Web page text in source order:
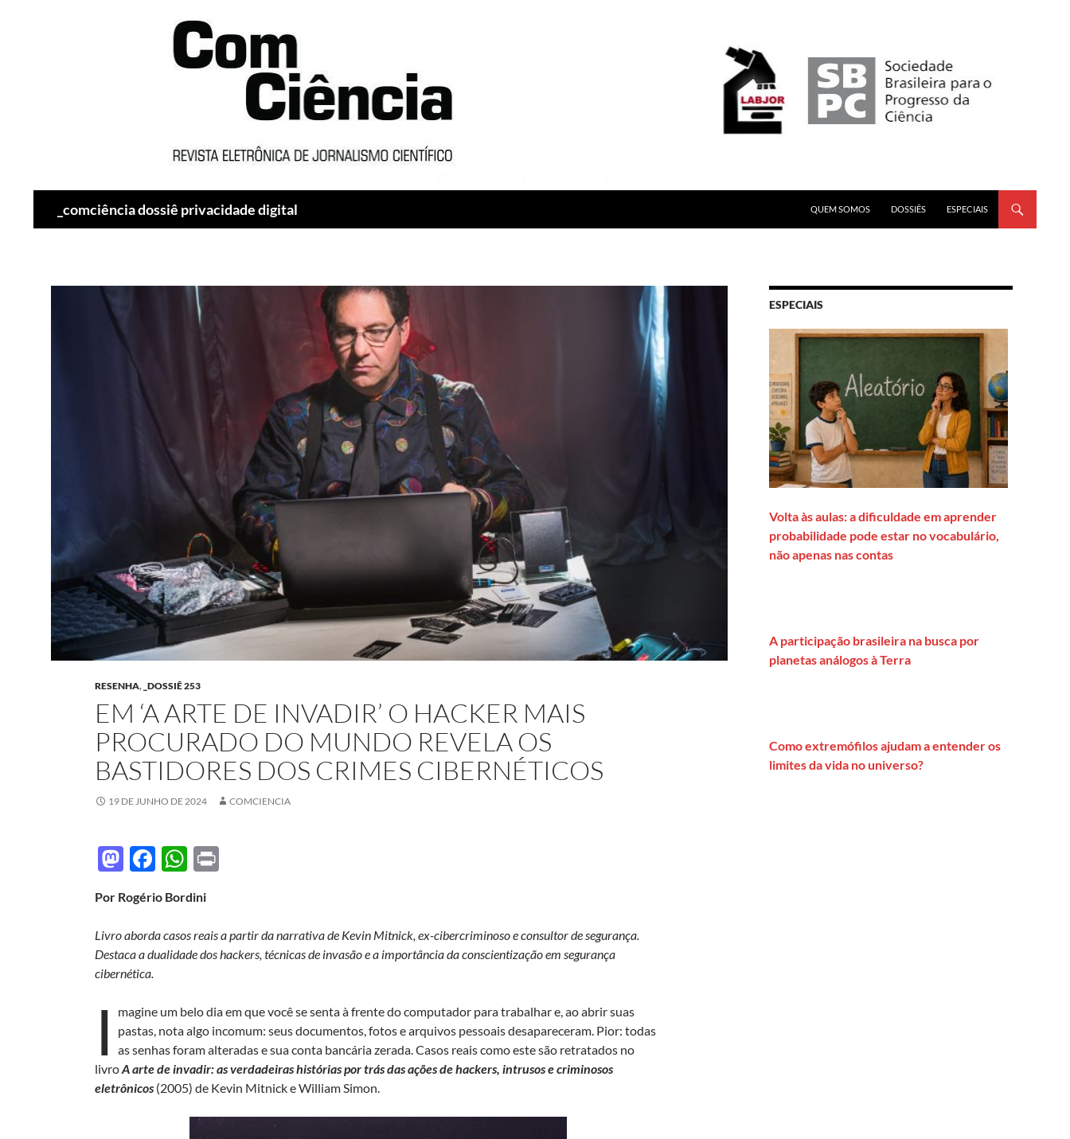
_comciência dossiê privacidade digital
QUEM SOMOS
DOSSIÊS ESPECIAIS
RESENHA, _DOSSIÊ 253
EM ‘A ARTE DE INVADIR’ O HACKER MAIS
PROCURADO DO MUNDO REVELA OS
BASTIDORES DOS CRIMES CIBERNÉTICOS
19 DE JUNHO DE 2024 COMCIENCIA
M
to
d
o
n
F
e
b
o
k
W
at
s
A
p
Por Rogério Bordini
Livro aborda casos reais a partir da narrativa de Kevin Mitnick, ex-cibercriminoso e consultor de segurança.
Destaca a dualidade dos hackers, técnicas de invasão e a importância da conscientização em segurança
cibernética.
I
magine um belo dia em que você se senta à frente do computador para trabalhar e, ao abrir suas
pastas, nota algo incomum: seus documentos, fotos e arquivos pessoais desapareceram. Pior: todas
as senhas foram alteradas e sua conta bancária zerada. Casos reais como este são retratados no
livroA arte de invadir: as verdadeiras histórias por trás das ações de hackers, intrusos e criminosos
eletrônicos (2005) de Kevin Mitnick e William Simon.
ESPECIAIS
Volta às aulas: a dificuldade em aprender
probabilidade pode estar no vocabulário,
não apenas nas contas
A participação brasileira na busca por
planetas análogos à Terra
Como extremófilos ajudam a entender os
limites da vida no universo?